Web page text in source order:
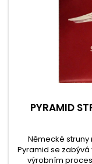
PYRAMID
Německé
Pyramid se zabývá
výrobním